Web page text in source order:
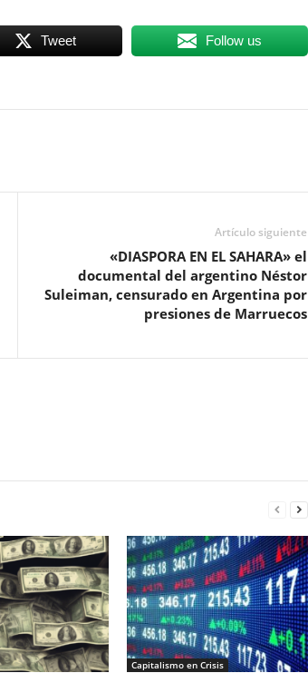
Tweet Follow us
Artículo siguiente
«DIASPORA EN EL SAHARA» el
documental del argentino Néstor
Suleiman, censurado en Argentina por
presiones de Marruecos
Capitalismo en Crisis